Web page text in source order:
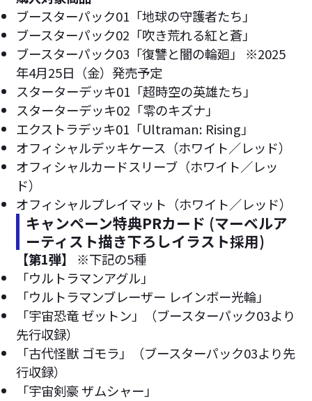
ブースターパック01「地球の守護者たち」
ブースターパック02「吹き荒れる紅と蒼」
ブースターパック03「復讐と闇の輪廻」 ※2025
年4月25日（金）発売予定
スターターデッキ01「超時空の英雄たち」
スターターデッキ02「零のキズナ」
エクストラデッキ01「Ultraman: Rising」
オフィシャルデッキケース（ホワイト／レッド）
オフィシャルカードスリーブ（ホワイト／レッ
ド）
オフィシャルプレイマット（ホワイト／レッド）
キャンペーン特典PRカード (マーベルア
ーティスト描き下ろしイラスト採用)
【第1弾】
※下記の5種
「ウルトラマンアグル」
「ウルトラマンブレーザー レインボー光輪」
「宇宙恐竜 ゼットン」（ブースターパック03より
先行収録）
「古代怪獣 ゴモラ」（ブースターパック03より先
行収録）
「宇宙剣豪 ザムシャー」